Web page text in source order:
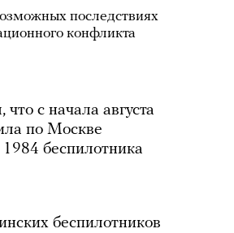
последствиях
конфликта
с начала августа
по Москве
беспилотника
беспилотников